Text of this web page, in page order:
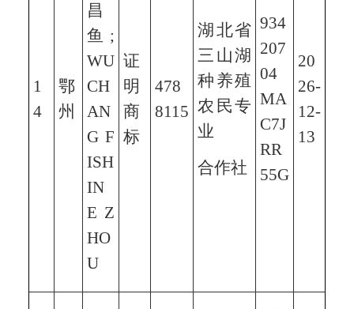
1
4
鄂
州
昌
鱼;
WU
CH
AN
G F
ISH
IN
E Z
HO
U
证
明
商
标
478
8115
湖北省
三山湖
种养殖
农民专
业
合作社
934
207
04
MA
C7J
RR
55G
20
26-
12-
13